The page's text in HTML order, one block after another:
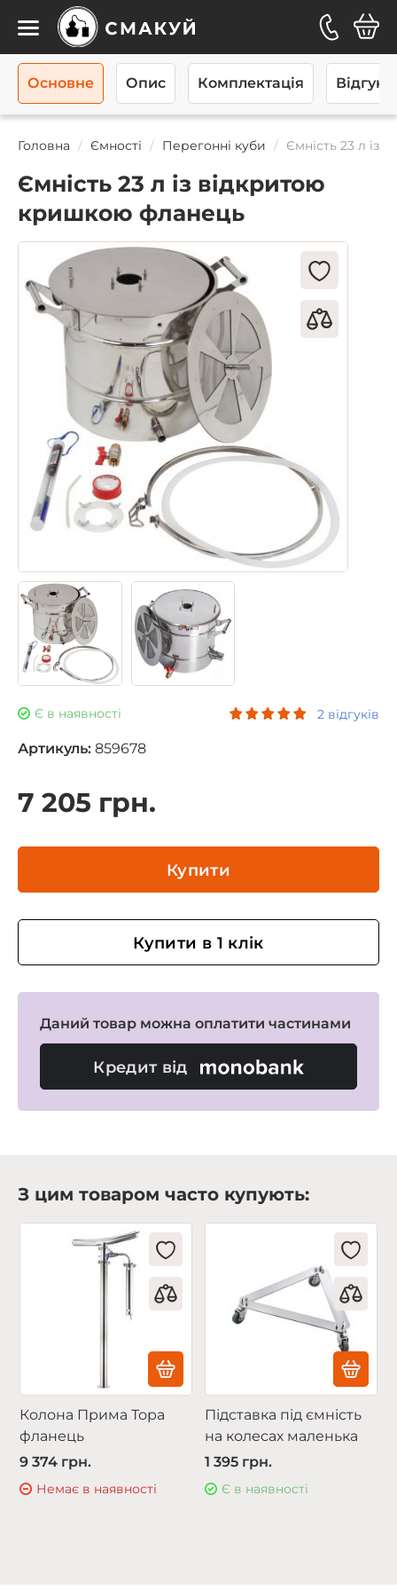
Каталог
Головна Ємності Перегонні куби Ємність 23 л із
Ємність 23 л із відкритою
кришкою фланець
Є в наявності 2 відгуків
Артикуль: 859678
7 205 грн.
Купити
Купити в 1 клік
Даний товар можна оплатити частинами
Кредит від
З цим товаром часто купують:
Колона Прима Тора
фланець
9 374 грн.
Немає в наявності
Підставка під ємність
на колесах маленька
1 395 грн.
Є в наявності
Основне Опис Комплектація